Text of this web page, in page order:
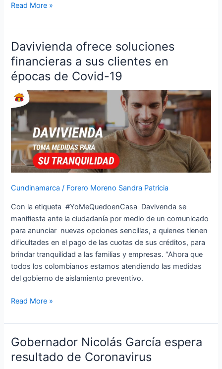
Read More »
Davivienda ofrece soluciones
financieras a sus clientes en
épocas de Covid-19
Cundinamarca / Forero Moreno Sandra Patricia
Con la etiqueta #YoMeQuedoenCasa Davivenda se
manifiesta ante la ciudadanía por medio de un comunicado
para anunciar nuevas opciones sencillas, a quienes tienen
dificultades en el pago de las cuotas de sus créditos, para
brindar tranquilidad a las familias y empresas. “Ahora que
todos los colombianos estamos atendiendo las medidas
del gobierno de aislamiento preventivo.
Davivienda
ofrece
soluciones
financieras
sus
clientes
en
épocas
de
Covid-
Read More »
Gobernador Nicolás García espera
resultado de Coronavirus
Gobernador
Nicolás
García